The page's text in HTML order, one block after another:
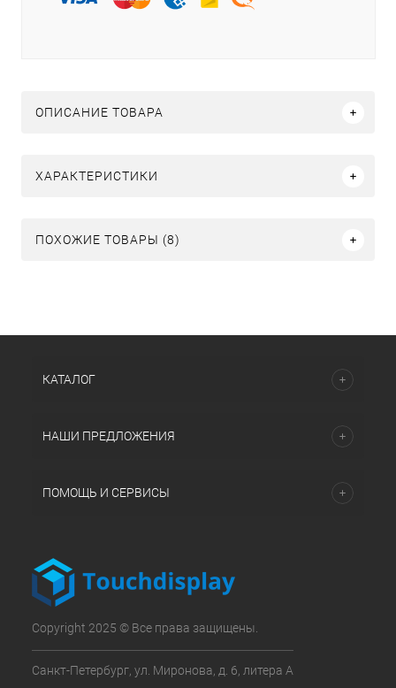
ОПИСАНИЕ ТОВАРА
ХАРАКТЕРИСТИКИ
ПОХОЖИЕ ТОВАРЫ (8)
КАТАЛОГ
НАШИ ПРЕДЛОЖЕНИЯ
ПОМОЩЬ И СЕРВИСЫ
Copyright 2025 © Все права защищены.
Санкт-Петербург, ул. Миронова, д. 6, литера А